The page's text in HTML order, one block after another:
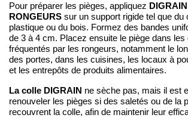
Pour préparer les pièges, appliquez
RONGEURS sur un support rigide tel que du
plastique ou du bois. Formez des bandes
de 3 à 4 cm. Placez ensuite le piège dans les
fréquentés par les rongeurs, notamment le
des portes, dans les cuisines, les locaux à
et les entrepôts de produits alimentaires.
La colle DIGRAIN ne sèche pas, mais il est
renouveler les pièges si des saletés ou de la
recouvrent la colle, afin de maintenir leur